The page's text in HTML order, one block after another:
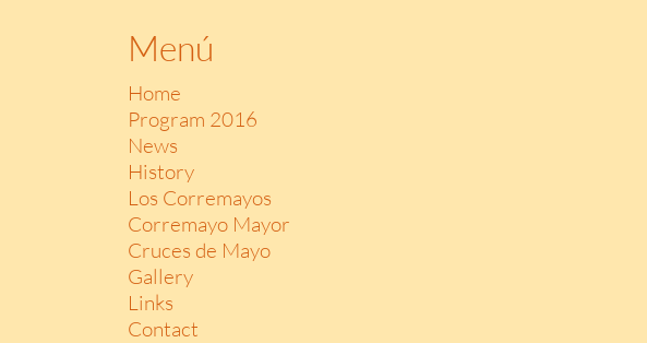
Menú
Home
Program 2016
News
History
Los Corremayos
Corremayo Mayor
Cruces de Mayo
Gallery
Links
Contact